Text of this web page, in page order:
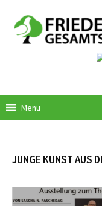
Inhalt
Menü
JUNGE KUNST AUS